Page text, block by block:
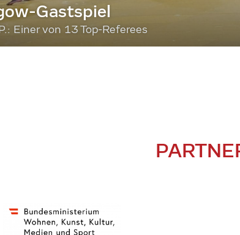
Gastspiel
Einer von 13 Top-Referees